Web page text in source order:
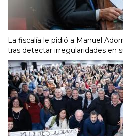
La fiscalía le pidió a Manuel
tras detectar irregularidades en